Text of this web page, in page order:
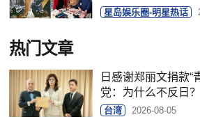
星岛娱乐圈-明星热话
热门文章
日感谢郑丽文捐款“
党：为什么不反日？
台湾 2026-08-05